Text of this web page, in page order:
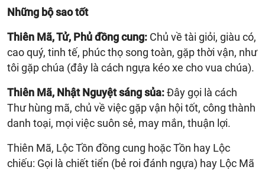
Những bộ sao tốt
Thiên Mã, Tử, Phủ đồng cung: Chủ về tài giỏi, giàu có,
cao quý, tinh tế, phúc thọ song toàn, gặp thời vận, như
tôi gặp chúa (đây là cách ngựa kéo xe cho vua chúa).
Thiên Mã, Nhật Nguyệt sáng sủa:Đây gọi là cách
Thư hùng mã, chủ về việc gặp vận hội tốt, công thành
danh toại, mọi việc suôn sẻ, may mắn, thuận lợi.
Thiên Mã, Lộc Tồn đồng cung hoặc Tồn hay Lộc
chiếu: Gọi là chiết tiển (bẻ roi đánh ngựa) hay Lộc Mã